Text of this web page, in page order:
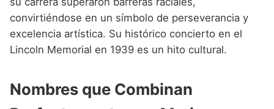
convirtiéndose en un símbolo de perseverancia y
excelencia artística. Su histórico concierto en el
Lincoln Memorial en 1939 es un hito cultural.
Nombres que Combinan